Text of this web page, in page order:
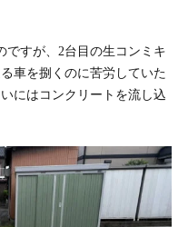
ですが、2台目の生コンミキ
車を捌くのに苦労していた
にはコンクリートを流し込